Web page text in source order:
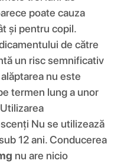
poate cauza
și pentru copil.
de către
un risc semnificativ
nu este
termen lung a unor
Nu se utilizează
12 ani. Conducerea
nu are nicio